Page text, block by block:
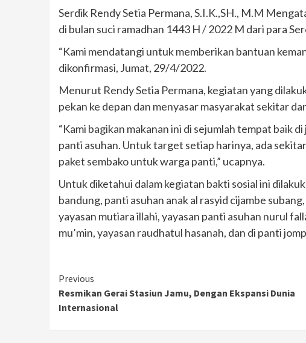
Serdik Rendy Setia Permana, S.I.K.,SH., M.M
di bulan suci ramadhan 1443 H / 2022 M dari para
“Kami mendatangi untuk memberikan bantuan
dikonfirmasi, Jumat, 29/4/2022.
Menurut Rendy Setia Permana, kegiatan yang
pekan ke depan dan menyasar masyarakat sekitar
“Kami bagikan makanan ini di sejumlah tempat baik
panti asuhan. Untuk target setiap harinya, ada
paket sembako untuk warga panti,” ucapnya.
Untuk diketahui dalam kegiatan bakti sosial ini
bandung, panti asuhan anak al rasyid cijambe
yayasan mutiara illahi, yayasan panti asuhan nurul
mu’min, yayasan raudhatul hasanah, dan di panti
Continue
Reading
Previous
Resmikan Gerai Stasiun Jamu, Dengan Ekspansi Dunia
Internasional